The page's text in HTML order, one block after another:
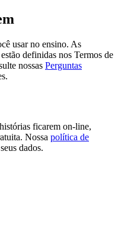
usar no ensino. As
definidas nos Termos de
nossas Perguntas
ficarem on-line,
Nossa política de
dados.